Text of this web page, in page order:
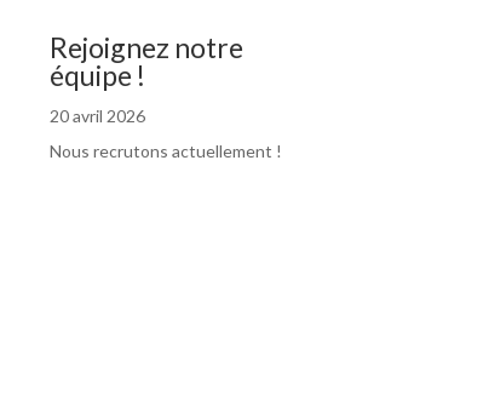
Rejoignez notre
équipe !
20 avril 2026
Nous recrutons actuellement !